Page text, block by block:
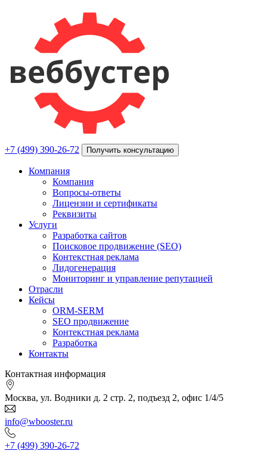
+7 (499) 390-26-72 Получить консультацию
Компания
Компания
Вопросы-ответы
Лицензии и сертификаты
Реквизиты
Услуги
Разработка сайтов
Поисковое продвижение (SEO)
Контекстная реклама
Лидогенерация
Мониторинг и управление репутацией
Отрасли
Кейсы
ORM-SERM
SEO продвижение
Контекстная реклама
Разработка
Контакты
Контактная информация
Москва, ул. Водники д. 2 стр. 2, подъезд 2, офис 1/4/5
info@wbooster.ru
+7 (499) 390-26-72